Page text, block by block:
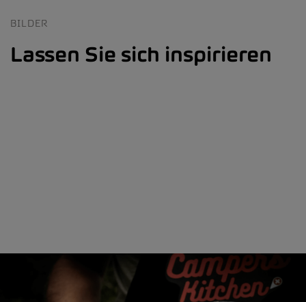
BILDER
Lassen Sie sich inspirieren